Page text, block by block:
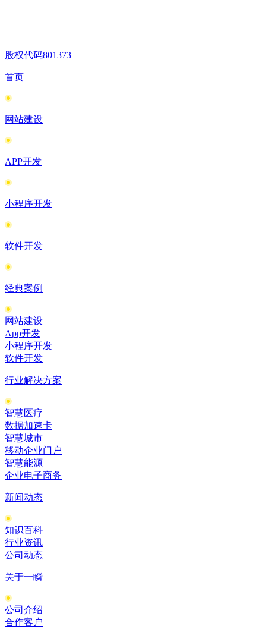
股权代码801373
首页
网站建设
APP开发
小程序开发
软件开发
经典案例
网站建设
App开发
小程序开发
软件开发
行业解决方案
智慧医疗
数据加速卡
智慧城市
移动企业门户
智慧能源
企业电子商务
新闻动态
知识百科
行业资讯
公司动态
关于一瞬
公司介绍
合作客户